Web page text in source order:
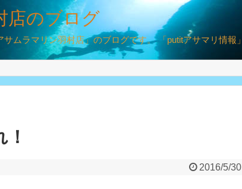
店のブログ
ムラマリン羽村店」のブログです。 「putitアサマリ情報」
2016/5/30